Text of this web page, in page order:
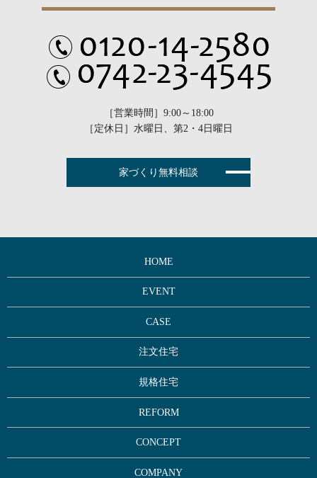
［営業時間］9:00～18:00
［定休日］水曜日、第2・4日曜日
家づくり無料相談
HOME
EVENT
CASE
注文住宅
規格住宅
REFORM
CONCEPT
COMPANY